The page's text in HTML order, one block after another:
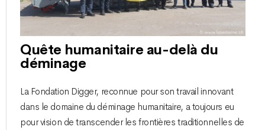
Quête humanitaire au-delà du
déminage
La Fondation Digger, reconnue pour son travail innovant
dans le domaine du déminage humanitaire, a toujours eu
pour vision de transcender les frontières traditionnelles de